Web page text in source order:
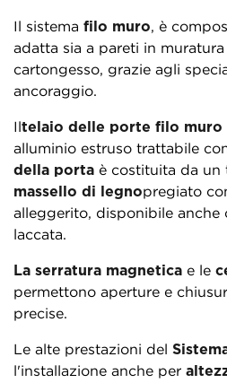
Il sistema filo muro, è
adatta sia a pareti in
cartongesso, grazie agli
ancoraggio.
Iltelaio delle porte filo muro
alluminio estruso trattabile
della porta è costituita da un
massello di legnopregiato
alleggerito, disponibile
laccata.
La serratura magnetica e le
permettono aperture e
precise.
Le alte prestazioni del
l'installazione anche per